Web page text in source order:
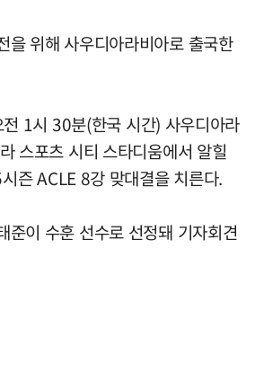
을 위해 사우디아라비아로 출국한
1시 30분(한국 시간) 사우디아라
스포츠 시티 스타디움에서 알힐
즌 ACLE 8강 맞대결을 치른다.
준이 수훈 선수로 선정돼 기자회견